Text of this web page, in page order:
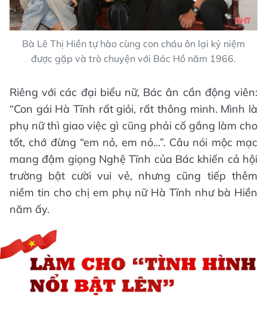
Bà Lê Thị Hiền tự hào cùng con cháu ôn lại kỷ niệm
được gặp và trò chuyện với Bác Hồ năm 1966.
Riêng với các đại biểu nữ, Bác ân cần động viên:
“Con gái Hà Tĩnh rất giỏi, rất thông minh. Mình là
phụ nữ thì giao việc gì cũng phải cố gắng làm cho
tốt, chớ đừng “em nỏ, em nỏ…”. Câu nói mộc mạc
mang đậm giọng Nghệ Tĩnh của Bác khiến cả hội
trường bật cười vui vẻ, nhưng cũng tiếp thêm
niềm tin cho chị em phụ nữ Hà Tĩnh như bà Hiền
năm ấy.